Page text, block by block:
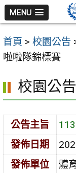
跳
至
主
要
容
區
MENU
首頁 > 校園公告
啦啦隊錦標賽
校園公告
公告主旨
發佈日期
發佈單位
體